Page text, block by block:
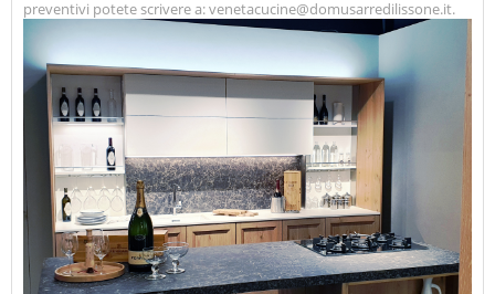
preventivi potete scrivere a: venetacucine@domusarredilissone.it.